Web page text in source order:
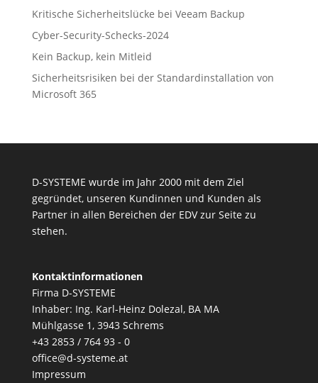
Kritische Sicherheitslücke bei Veeam Backup
Cyber-Security-Schecks-2024
Kein Backup, kein Mitleid
Sicherheitsrisiken bei der Standardinstallation von
Microsoft 365
D-SYSTEME wurde im Jahr 2000 mit dem Ziel
gegründet, unseren Kundinnen und Kunden als
Partner in allen Bereichen der EDV zur Seite zu
stehen.
Kontaktinformationen
Firma D-SYSTEME
Inhaber: Ing. Karl-Heinz Dolezal, BA MA
Mühlgasse 1, 3943 Schrems
+43 2853 / 764 93 - 0
office@d-systeme.at
Impressum